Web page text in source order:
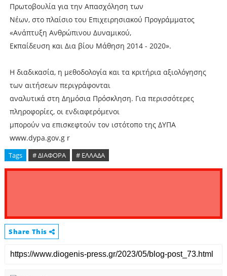
Πρωτοβουλία για την Απασχόληση των
Νέων, στο πλαίσιο του Επιχειρησιακού Προγράμματος
«Ανάπτυξη Ανθρώπινου Δυναμικού,
Εκπαίδευση και Δια βίου Μάθηση 2014 - 2020».
Η διαδικασία, η μεθοδολογία και τα κριτήρια αξιολόγησης
των αιτήσεων περιγράφονται
αναλυτικά στη Δημόσια Πρόσκληση. Για περισσότερες
πληροφορίες, οι ενδιαφερόμενοι
μπορούν να επισκεφτούν τον ιστότοπο της ΔΥΠΑ
www.dypa.gov.g r
Tags # ΔΙΑΦΟΡΑ # ΕΛΛΑΔΑ
Share This